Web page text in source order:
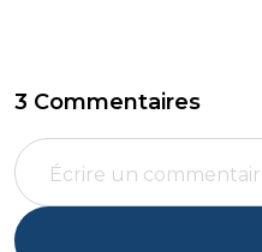
3 Commentaires